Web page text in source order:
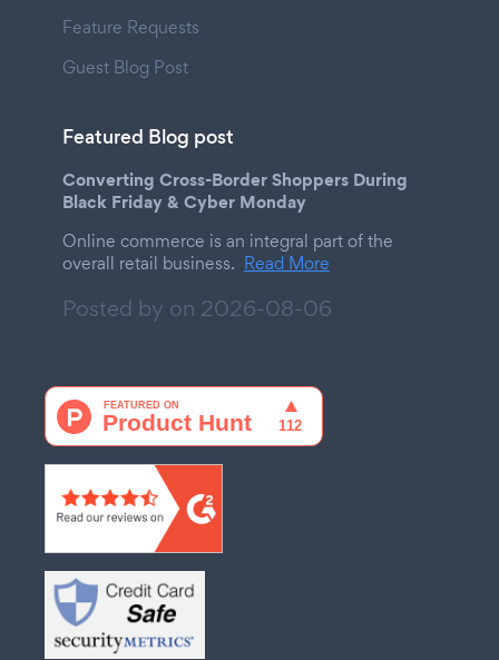
Feature Requests
Guest Blog Post
Featured Blog post
Converting Cross-Border Shoppers During
Black Friday & Cyber Monday
Online commerce is an integral part of the
overall retail business. Read More
Posted by on 2026-08-06